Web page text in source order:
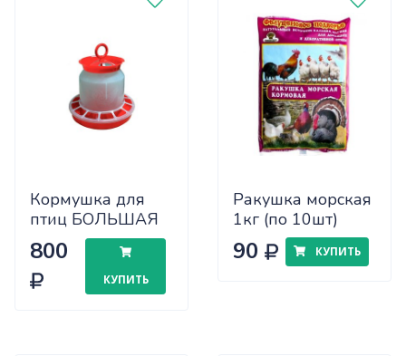
Миска и поилка/
Автопоилка для
кошек и собак
Кормушка для
птиц БОЛЬШАЯ
МилихПластик
800
КУПИТЬ
Ракушка морская
1кг (по 10шт)
90 КУПИТЬ